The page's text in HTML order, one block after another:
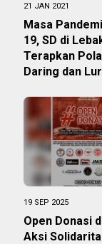
21 JAN 2021
Masa
19, SD di
Terapkan
Daring dan
19 SEP 2025
Open Donasi
Aksi